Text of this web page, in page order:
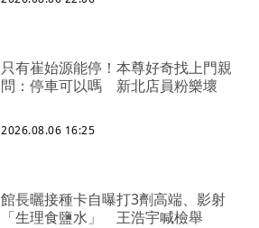
只有崔始源能停！本尊好奇找上門親
問：停車可以嗎 新北店員粉樂壞
2026.08.06 16:25
館長曬接種卡自曝打3劑高端、影射
「生理食鹽水」 王浩宇喊檢舉